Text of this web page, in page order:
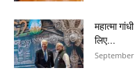
महात्मा
लिए...
September